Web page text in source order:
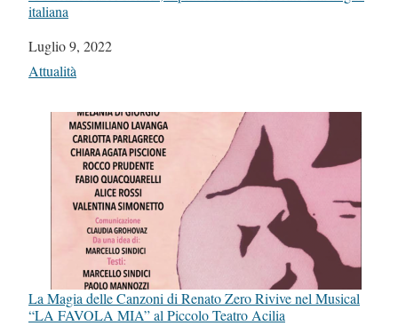
italiana
Data
Luglio 9, 2022
In relazione a
Attualità
La Magia delle Canzoni di Renato Zero Rivive nel Musical
“LA FAVOLA MIA” al Piccolo Teatro Acilia